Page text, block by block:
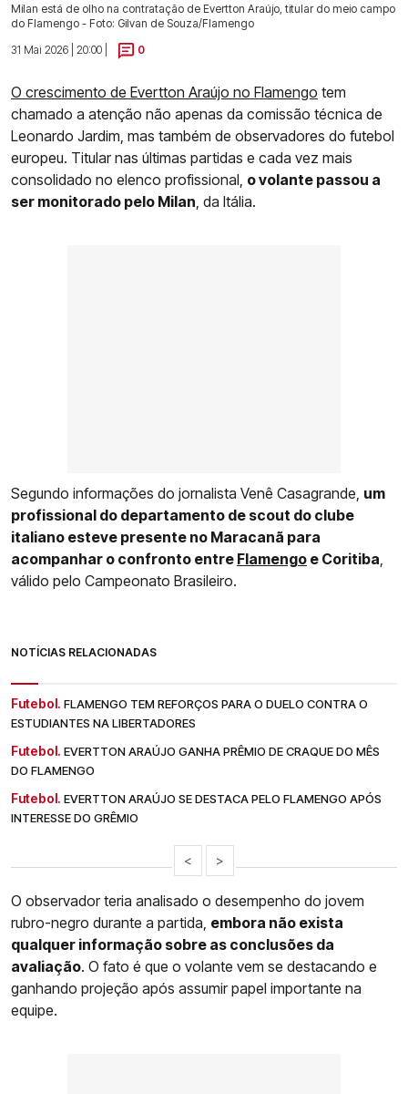
Milan está de olho na contratação de Evertton Araújo, titular do meio campo
do Flamengo - Foto: Gilvan de Souza/Flamengo
31 Mai 2026 | 20:00 |
0
O crescimento de Evertton Araújo no Flamengo tem
chamado a atenção não apenas da comissão técnica de
Leonardo Jardim, mas também de observadores do futebol
europeu. Titular nas últimas partidas e cada vez mais
consolidado no elenco profissional, o volante passou a
ser monitorado pelo Milan , da Itália.
Segundo informações do jornalista Venê Casagrande, um
profissional do departamento de scout do clube
italiano esteve presente no Maracanã para
acompanhar o confronto entre Flamengo e Coritiba
válido pelo Campeonato Brasileiro.
NOTÍCIAS RELACIONADAS
Futebol. FLAMENGO TEM REFORÇOS PARA O DUELO CONTRA O
ESTUDIANTES NA LIBERTADORES
Futebol. EVERTTON ARAÚJO GANHA PRÊMIO DE CRAQUE DO MÊS
DO FLAMENGO
Futebol. EVERTTON ARAÚJO SE DESTACA PELO FLAMENGO APÓS
INTERESSE DO GRÊMIO
< >
O observador teria analisado o desempenho do jovem
rubro-negro durante a partida, embora não exista
qualquer informação sobre as conclusões da
avaliação. O fato é que o volante vem se destacando e
ganhando projeção após assumir papel importante na
equipe.